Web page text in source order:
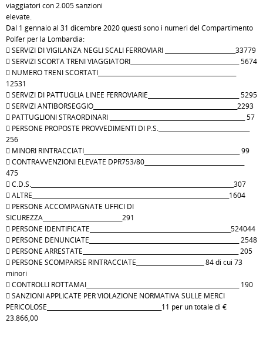
viaggiatori con 2.005 sanzioni
elevate.
Dal 1 gennaio al 31 dicembre 2020 questi sono i numeri del Compartimento
Polfer per la Lombardia:
 SERVIZI DI VIGILANZA NEGLI SCALI FERROVIARI ________________________33779
 SERVIZI SCORTA TRENI VIAGGIATORI_____________________________________ 5674
 NUMERO TRENI SCORTATI_______________________________________________
12531
 SERVIZI DI PATTUGLIA LINEE FERROVIARIE_______________________________ 5295
 SERVIZI ANTIBORSEGGIO_________________________________________________2293
 PATTUGLIONI STRAORDINARI ______________________________________________ 57
 PERSONE PROPOSTE PROVVEDIMENTI DI P.S._______________________________
256
 MINORI RINTRACCIATI_____________________________________________________ 99
 CONTRAVVENZIONI ELEVATE DPR753/80__________________________________
475
 C.D.S._____________________________________________________________________307
 ALTRE___________________________________________________________________1604
 PERSONE ACCOMPAGNATE UFFICI DI
SICUREZZA___________________________291
 PERSONE IDENTIFICATE________________________________________________524044
 PERSONE DENUNCIATE___________________________________________________ 2548
 PERSONE ARRESTATE_____________________________________________________ 205
 PERSONE SCOMPARSE RINTRACCIATE_______________________ 84 di cui 73
minori
 CONTROLLI ROTTAMAI____________________________________________________ 190
 SANZIONI APPLICATE PER VIOLAZIONE NORMATIVA SULLE MERCI
PERICOLOSE_______________________________________11 per un totale di €
23.866,00